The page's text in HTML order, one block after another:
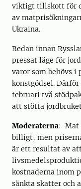
viktigt tillskott för
av
Ukraina.
Redan innan
pressat läge för
varor som behövs
konstgödsel.
februari två
att stötta
Moderaterna: Mat
billigt, men
är ett resultat av
kostnaderna inom
sänkta skatter och